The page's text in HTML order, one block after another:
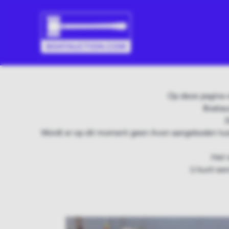
Op deze
Wordt er op dit moment geen Avon aangeboden
Het
U kunt